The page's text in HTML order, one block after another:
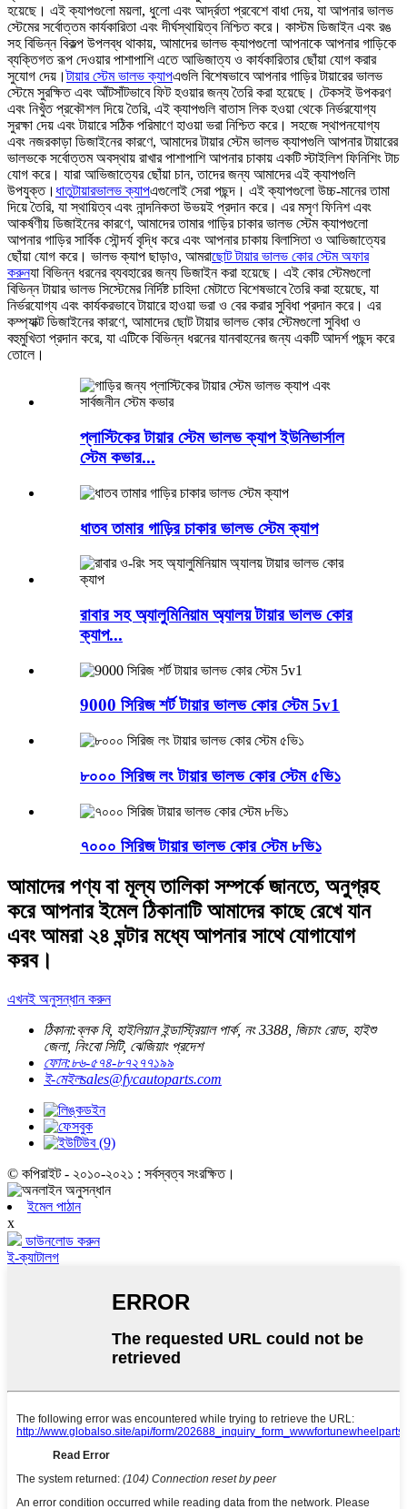
হয়েছে। এই ক্যাপগুলো ময়লা, ধুলো এবং আর্দ্রতা প্রবেশে বাধা দেয়, যা আপনার ভালভ
স্টেমের সর্বোত্তম কার্যকারিতা এবং দীর্ঘস্থায়িত্ব নিশ্চিত করে। কাস্টম ডিজাইন এবং রঙ
সহ বিভিন্ন বিকল্প উপলব্ধ থাকায়, আমাদের ভালভ ক্যাপগুলো আপনাকে আপনার গাড়িকে
ব্যক্তিগত রূপ দেওয়ার পাশাপাশি এতে আভিজাত্য ও কার্যকারিতার ছোঁয়া যোগ করার
সুযোগ দেয়।টায়ার স্টেম ভালভ ক্যাপএগুলি বিশেষভাবে আপনার গাড়ির টায়ারের ভালভ
স্টেমে সুরক্ষিত এবং আঁটসাঁটভাবে ফিট হওয়ার জন্য তৈরি করা হয়েছে। টেকসই উপকরণ
এবং নিখুঁত প্রকৌশল দিয়ে তৈরি, এই ক্যাপগুলি বাতাস লিক হওয়া থেকে নির্ভরযোগ্য
সুরক্ষা দেয় এবং টায়ারে সঠিক পরিমাণে হাওয়া ভরা নিশ্চিত করে। সহজে স্থাপনযোগ্য
এবং নজরকাড়া ডিজাইনের কারণে, আমাদের টায়ার স্টেম ভালভ ক্যাপগুলি আপনার টায়ারের
ভালভকে সর্বোত্তম অবস্থায় রাখার পাশাপাশি আপনার চাকায় একটি স্টাইলিশ ফিনিশিং টাচ
যোগ করে। যারা আভিজাত্যের ছোঁয়া চান, তাদের জন্য আমাদের এই ক্যাপগুলি
উপযুক্ত। ধাতুটায়ারভালভ ক্যাপএগুলোই সেরা পছন্দ। এই ক্যাপগুলো উচ্চ-মানের তামা
দিয়ে তৈরি, যা স্থায়িত্ব এবং নান্দনিকতা উভয়ই প্রদান করে। এর মসৃণ ফিনিশ এবং
আকর্ষণীয় ডিজাইনের কারণে, আমাদের তামার গাড়ির চাকার ভালভ স্টেম ক্যাপগুলো
আপনার গাড়ির সার্বিক সৌন্দর্য বৃদ্ধি করে এবং আপনার চাকায় বিলাসিতা ও আভিজাত্যের
ছোঁয়া যোগ করে। ভালভ ক্যাপ ছাড়াও, আমরাছোট টায়ার ভালভ কোর স্টেম অফার
করুনযা বিভিন্ন ধরনের ব্যবহারের জন্য ডিজাইন করা হয়েছে। এই কোর স্টেমগুলো
বিভিন্ন টায়ার ভালভ সিস্টেমের নির্দিষ্ট চাহিদা মেটাতে বিশেষভাবে তৈরি করা হয়েছে, যা
নির্ভরযোগ্য এবং কার্যকরভাবে টায়ারে হাওয়া ভরা ও বের করার সুবিধা প্রদান করে। এর
কম্প্যাক্ট ডিজাইনের কারণে, আমাদের ছোট টায়ার ভালভ কোর স্টেমগুলো সুবিধা ও
বহুমুখিতা প্রদান করে, যা এটিকে বিভিন্ন ধরনের যানবাহনের জন্য একটি আদর্শ পছন্দ করে
তোলে।
প্লাস্টিকের টায়ার স্টেম ভালভ ক্যাপ ইউনিভার্সাল
স্টেম কভার...
ধাতব তামার গাড়ির চাকার ভালভ স্টেম ক্যাপ
রাবার সহ অ্যালুমিনিয়াম অ্যালয় টায়ার ভালভ কোর
ক্যাপ...
9000 সিরিজ শর্ট টায়ার ভালভ কোর স্টেম 5v1
৮০০০ সিরিজ লং টায়ার ভালভ কোর স্টেম ৫ভি১
৭০০০ সিরিজ টায়ার ভালভ কোর স্টেম ৮ভি১
আমাদের পণ্য বা মূল্য তালিকা সম্পর্কে জানতে, অনুগ্রহ
করে আপনার ইমেল ঠিকানাটি আমাদের কাছে রেখে যান
এবং আমরা ২৪ ঘন্টার মধ্যে আপনার সাথে যোগাযোগ
করব।
এখনই অনুসন্ধান করুন
ঠিকানা:ব্লক বি, হাইলিয়ান ইন্ডাস্ট্রিয়াল পার্ক, নং 3388, জিচাং রোড, হাইশু
জেলা, নিংবো সিটি, ঝেজিয়াং প্রদেশ
ফোন:৮৬-৫৭৪-৮৭২৭৭১৯৯
ই-মেইলsales@fycautoparts.com
© কপিরাইট - ২০১০-২০২১ : সর্বস্বত্ব সংরক্ষিত।
ইমেল পাঠান
x
ডাউনলোড করুন
ই-ক্যাটালগ